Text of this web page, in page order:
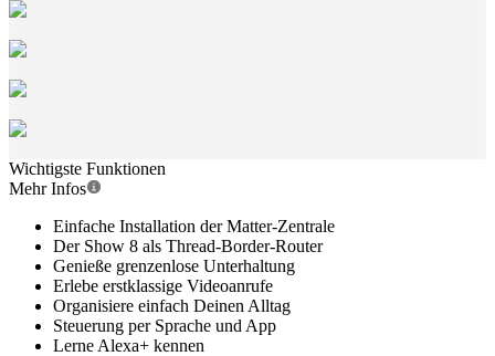
Wichtigste Funktionen
Mehr Infos
Einfache Installation der Matter-Zentrale
Der Show 8 als Thread-Border-Router
Genieße grenzenlose Unterhaltung
Erlebe erstklassige Videoanrufe
Organisiere einfach Deinen Alltag
Steuerung per Sprache und App
Lerne Alexa+ kennen